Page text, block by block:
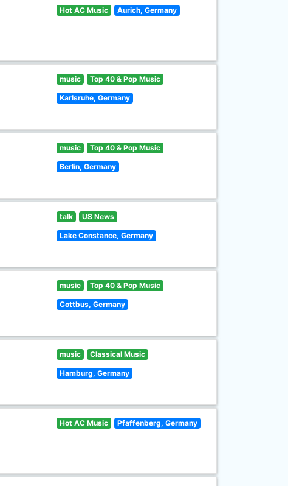
Hot AC Music Aurich, Germany
music Top 40 & Pop Music
Karlsruhe, Germany
music Top 40 & Pop Music
Berlin, Germany
talk US News
Lake Constance, Germany
music Top 40 & Pop Music
Cottbus, Germany
music Classical Music
Hamburg, Germany
Hot AC Music Pfaffenberg, Germany